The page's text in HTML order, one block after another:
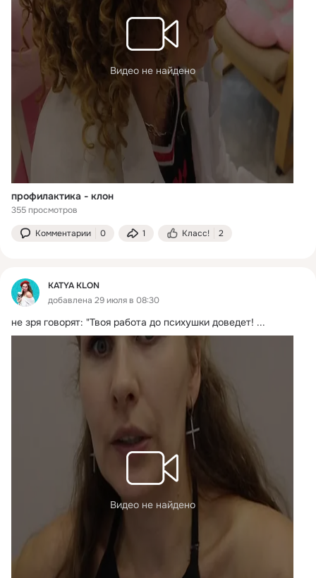
Видео не найдено
профилактика - клон
355 просмотров
Комментарии 0 1 Класс! 2
KATYA KLON
добавлена 29 июля в 08:30
не зря говорят: "Твоя работа до психушки доведет! ...
Видео не найдено